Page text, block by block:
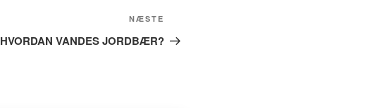
indlæg
NÆSTE
HVORDAN VANDES JORDBÆR?